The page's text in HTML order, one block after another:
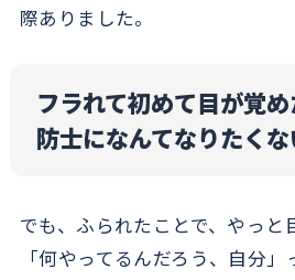
際ありました。
フラれて初めて目が覚
防士になんてなりたくな
でも、ふられたことで、やっと
「何やってるんだろう、自分」